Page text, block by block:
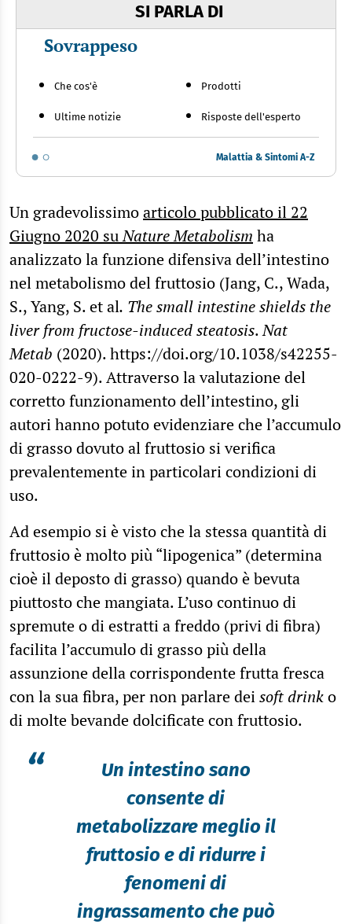
SI PARLA DI
Sovrappeso
Che cos'è
Ultime notizie
Prodotti
Risposte dell'esperto
Malattia & Sintomi A-Z
Un gradevolissimoarticolo pubblicato il 22
Giugno 2020 suNature Metabolism ha
analizzato la funzione difensiva dell’intestino
nel metabolismo del fruttosio (Jang, C., Wada,
S., Yang, S. et al. The small intestine shields the
liver from fructose-induced steatosis.Nat
Metab (2020). https://doi.org/10.1038/s42255-
020-0222-9). Attraverso la valutazione del
corretto funzionamento dell’intestino, gli
autori hanno potuto evidenziare che l’accumulo
di grasso dovuto al fruttosio si verifica
prevalentemente in particolari condizioni di
uso.
Ad esempio si è visto che la stessa quantità di
fruttosio è molto più “lipogenica” (determina
cioè il deposto di grasso) quando è bevuta
piuttosto che mangiata. L’uso continuo di
spremute o di estratti a freddo (privi di fibra)
facilita l’accumulo di grasso più della
assunzione della corrispondente frutta fresca
con la sua fibra, per non parlare deisoft drinko
di molte bevande dolcificate con fruttosio.
“
Un intestino sano
consente di
metabolizzare meglio il
fruttosio e di ridurre i
fenomeni di
ingrassamento che può